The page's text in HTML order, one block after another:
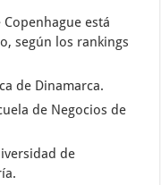
está
según los rankings
de Dinamarca.
de Negocios de
de